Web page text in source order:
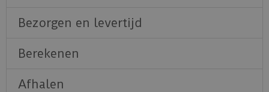
Bezorgen en levertijd
Berekenen
Afhalen